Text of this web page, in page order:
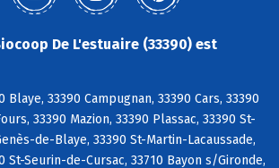
De L'estuaire (33390) est
Blaye, 33390 Campugnan, 33390 Cars, 33390
33390 Mazion, 33390 Plassac, 33390 St-
de-Blaye, 33390 St-Martin-Lacaussade,
St-Seurin-de-Cursac, 33710 Bayon s/Gironde,